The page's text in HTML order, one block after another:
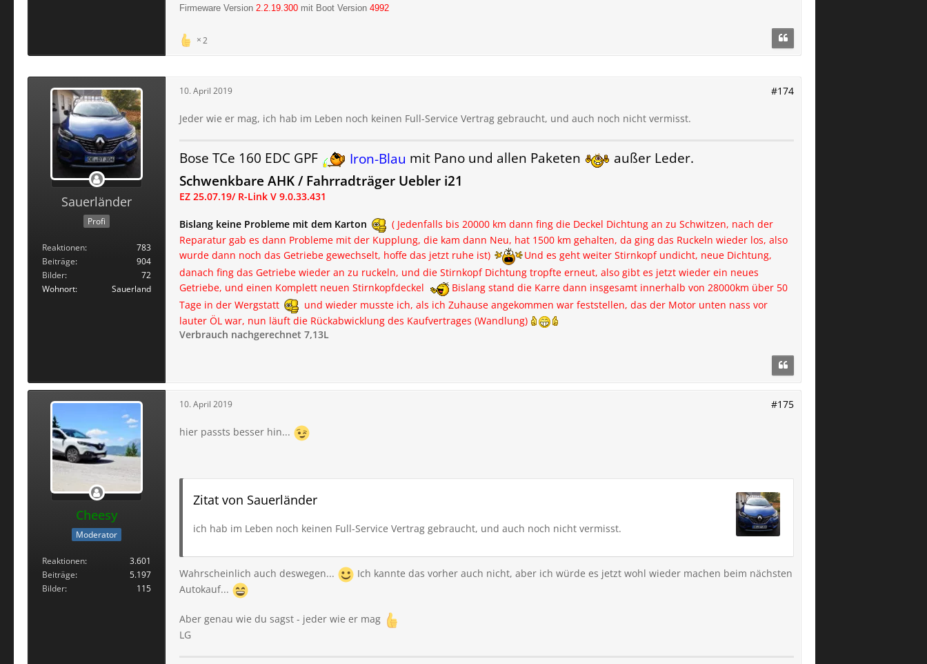
Firmeware Version 2.2.19.300 mit Boot Version 4992
2
Sauerländer
Profi
Reaktionen
783
Beiträge
904
Bilder
72
Wohnort
Sauerland
10. April 2019 #174
Jeder wie er mag, ich hab im Leben noch keinen Full-Service Vertrag gebraucht, und auch noch nicht vermisst.
Bose TCe 160 EDC GPF Iron-Blau mit Pano und allen Paketen
außer Leder.
Schwenkbare AHK / Fahrradträger Uebler i21
EZ 25.07.19/ R-Link V 9.0.33.431
Bislang keine Probleme mit dem Karton
( Jedenfalls bis 20000 km dann fing die Deckel Dichtung an zu Schwitzen, nach der
Reparatur gab es dann Probleme mit der Kupplung, die kam dann Neu, hat 1500 km gehalten, da ging das Ruckeln wieder los, also
wurde dann noch das Getriebe gewechselt, hoffe das jetzt ruhe ist)
Und es geht weiter Stirnkopf undicht, neue Dichtung,
danach fing das Getriebe wieder an zu ruckeln, und die Stirnkopf Dichtung tropfte erneut, also gibt es jetzt wieder ein neues
Getriebe, und einen Komplett neuen Stirnkopfdeckel
Bislang stand die Karre dann insgesamt innerhalb von 28000km über 50
Tage in der Wergstatt
und wieder musste ich, als ich Zuhause angekommen war feststellen, das der Motor unten nass vor
lauter ÖL war, nun läuft die Rückabwicklung des Kaufvertrages (Wandlung)
Verbrauch nachgerechnet 7,13L
Cheesy
Moderator
Reaktionen
3.601
Beiträge
5.197
Bilder
115
10. April 2019 #175
hier passts besser hin...
Zitat von Sauerländer
ich hab im Leben noch keinen Full-Service Vertrag gebraucht, und auch noch nicht vermisst.
Wahrscheinlich auch deswegen...
Ich kannte das vorher auch nicht, aber ich würde es jetzt wohl wieder machen beim nächsten
Autokauf...
Aber genau wie du sagst - jeder wie er mag
LG